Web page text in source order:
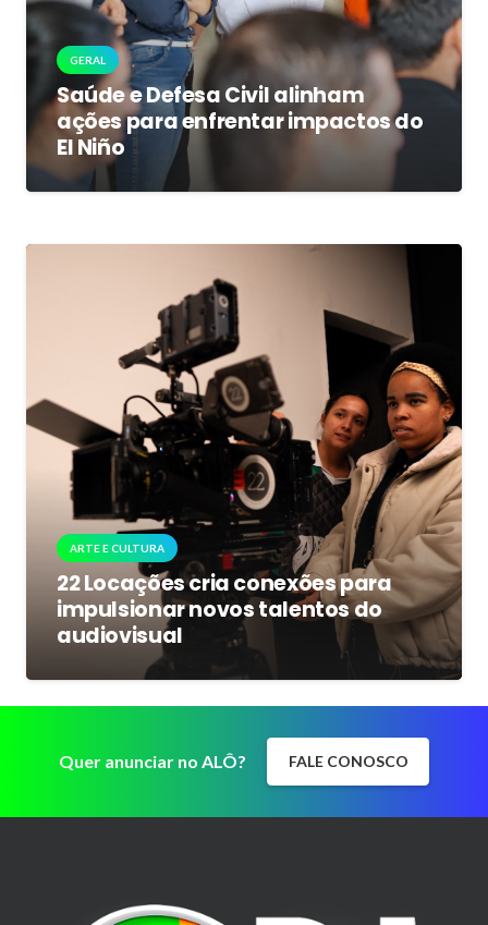
GERAL
Saúde e Defesa Civil alinham
ações para enfrentar impactos do
El Niño
ARTE E CULTURA
22 Locações cria conexões para
impulsionar novos talentos do
audiovisual
Quer anunciar no ALÔ? FALE CONOSCO